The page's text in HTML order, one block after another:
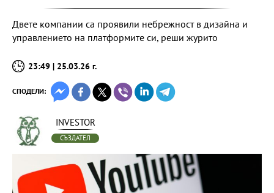
Двете компании са проявили небрежност в дизайна и
управлението на платформите си, реши журито
23:49 | 25.03.26 г.
СПОДЕЛИ:
INVESTOR
СЪЗДАТЕЛ